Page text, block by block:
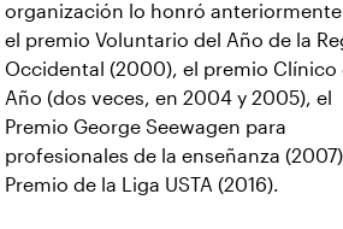
organización lo honró
el premio Voluntario del Año de la
Occidental (2000), el premio Clínico
Año (dos veces, en 2004 y 2005), el
Premio George Seewagen para
profesionales de la enseñanza (2007)
Premio de la Liga USTA (2016).